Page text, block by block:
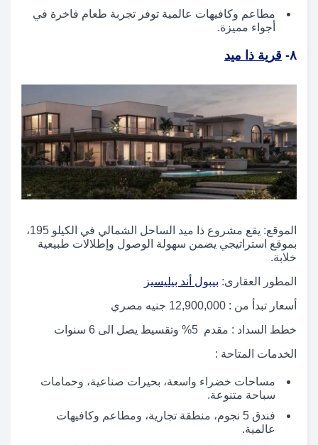
مطاعم وكافيهات عالمية توفر تجربة طعام فاخرة في
أجواء مميزة.
٨- قرية ذا ميد
الموقع: يقع مشروع ذا ميد الساحل الشمالي في الكيلو 195،
بموقع استراتيجي يضمن سهولة الوصول وإطلالات طبيعية
خلابة.
المطور العقارى: بيبول أند بيليسيز
أسعار تبدأ من : 12,900,000 جنيه مصري
خطط السداد : مقدم 5% وتقسيط يصل الى 6 سنوات
الخدمات المتاحة :
مساحات خضراء واسعة، بحيرات صناعية، وحمامات
سباحة متنوعة.
فندق 5 نجوم، منطقة تجارية، ومطاعم وكافيهات
عالمية.